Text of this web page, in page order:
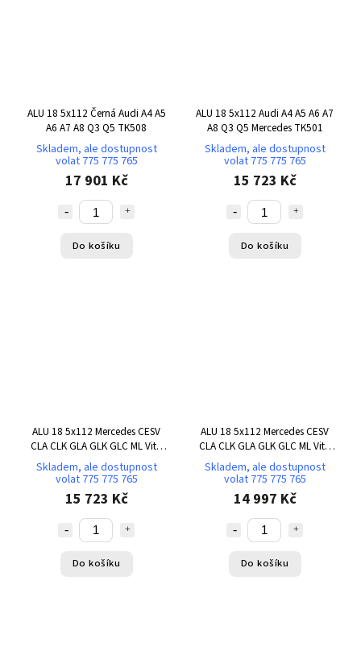
ALU 18 5x112 Černá Audi A4 A5
A6 A7 A8 Q3 Q5 TK508
Skladem, ale dostupnost
volat 775 775 765
17 901 Kč
Do košíku
ALU 18 5x112 Audi A4 A5 A6 A7
A8 Q3 Q5 Mercedes TK501
Skladem, ale dostupnost
volat 775 775 765
15 723 Kč
Do košíku
ALU 18 5x112 Mercedes CESV
CLA CLK GLA GLK GLC ML Vito
TK502
Skladem, ale dostupnost
volat 775 775 765
15 723 Kč
Do košíku
ALU 18 5x112 Mercedes CESV
CLA CLK GLA GLK GLC ML Vito
TK503
Skladem, ale dostupnost
volat 775 775 765
14 997 Kč
Do košíku